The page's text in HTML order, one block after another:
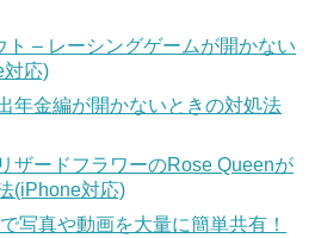
ト – レーシングゲームが開かない
対応)
年金編が開かないときの対処法
ザードフラワーのRose Queenが
(iPhone対応)
写真や動画を大量に簡単共有！